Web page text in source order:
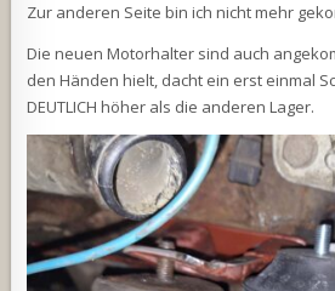
Zur anderen Seite bin ich nicht mehr
Die neuen Motorhalter sind auch
den Händen hielt, dacht ein erst einmal
DEUTLICH höher als die anderen Lager.